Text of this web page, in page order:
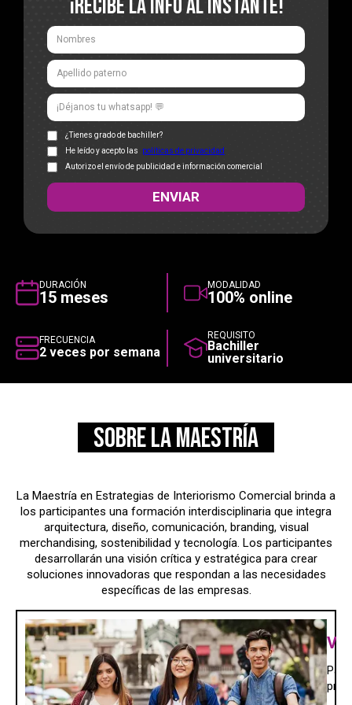
¡RECIBE LA INFO AL INSTANTE!
¿Tienes grado de bachiller?
He leído y acepto las
políticas de privacidad
Autorizo el envío de publicidad e información comercial
DURACIÓN
15 meses
MODALIDAD
100% online
FRECUENCIA
2 veces por semana
REQUISITO
Bachiller
universitario
SOBRE la maestría
La Maestría en Estrategias de Interiorismo Comercial brinda a
los participantes una formación interdisciplinaria que integra
arquitectura, diseño, comunicación, branding, visual
merchandising, sostenibilidad y tecnología. Los participantes
desarrollarán una visión crítica y estratégica para crear
soluciones innovadoras que respondan a las necesidades
específicas de las empresas.